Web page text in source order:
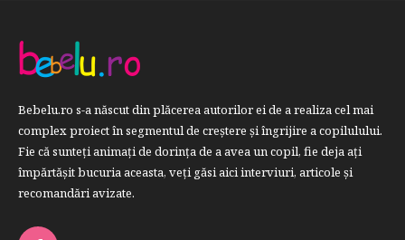
Bebelu.ro s-a născut din plăcerea autorilor ei de a realiza cel mai
complex proiect în segmentul de creştere şi îngrijire a copilulului.
Fie că sunteţi animaţi de dorinţa de a avea un copil, fie deja aţi
împărtăşit bucuria aceasta, veți găsi aici interviuri, articole şi
recomandări avizate.